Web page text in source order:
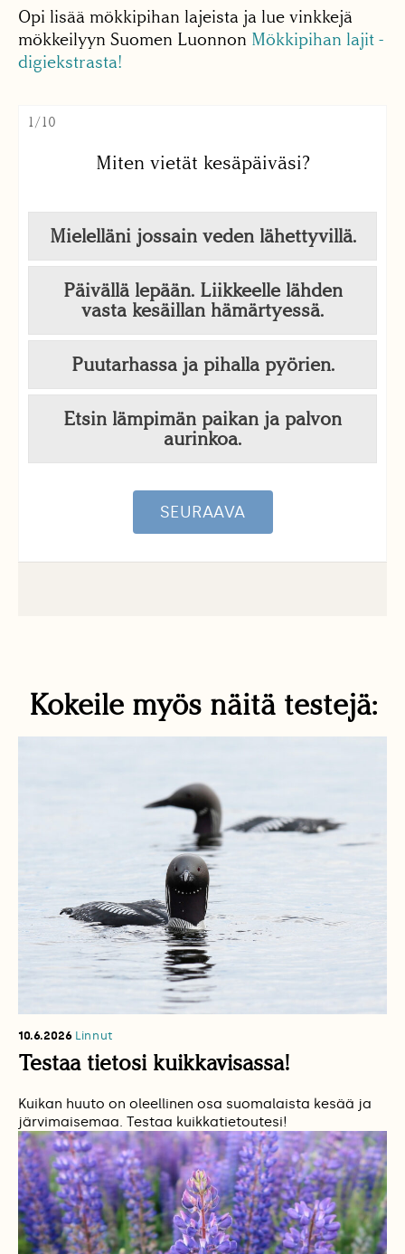
Opi lisää mökkipihan lajeista ja lue vinkkejä
mökkeilyyn Suomen Luonnon Mökkipihan lajit -
digiekstrasta!
1/10
Miten vietät kesäpäiväsi?
Mielelläni jossain veden lähettyvillä.
Päivällä lepään. Liikkeelle lähden
vasta kesäillan hämärtyessä.
Puutarhassa ja pihalla pyörien.
Etsin lämpimän paikan ja palvon
aurinkoa.
SEURAAVA
Kokeile myös näitä testejä:
10.6.2026 Linnut
Testaa tietosi kuikkavisassa!
Kuikan huuto on oleellinen osa suomalaista kesää ja
järvimaisemaa. Testaa kuikkatietoutesi!